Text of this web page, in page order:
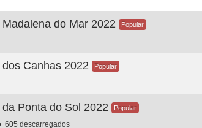
do Mar 2022 Popular
Canhas 2022 Popular
Ponta do Sol 2022 Popular
605 descarregados